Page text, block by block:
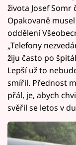
života Josef
Opakovaně
oddělení
„Telefony
žiju často po
Lepší už to
smířil. Přednost
přál, je, abych
svěřil se letos v